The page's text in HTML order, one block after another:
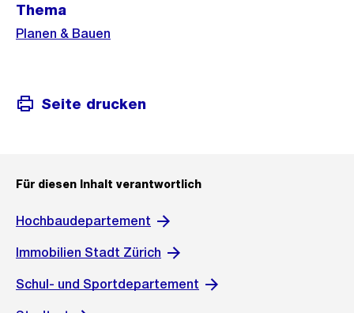
Weitere
Informationen
Thema
Planen & Bauen
Seite drucken
Für diesen Inhalt verantwortlich
Hochbaudepartement
Immobilien Stadt Zürich
Schul- und Sportdepartement